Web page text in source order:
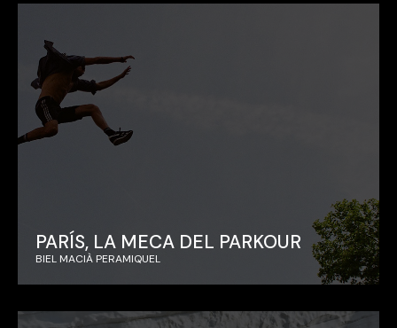
PARÍS, LA MECA DEL PARKOUR
BIEL MACIÀ PERAMIQUEL